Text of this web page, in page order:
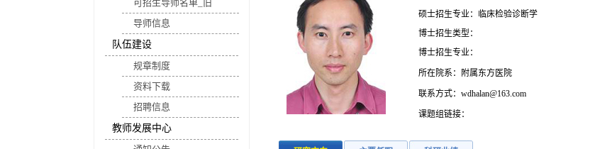
可招生导师名单_旧
导师信息
队伍建设
规章制度
资料下载
招聘信息
教师发展中心
硕士招生专业：临床检验诊断学
博士招生类型：
博士招生专业：
所在院系：附属东方医院
联系方式：wdhalan@163.com
课题组链接：